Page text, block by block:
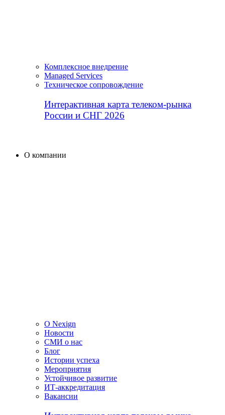
Комплексное внедрение
Managed Services
Техническое сопровождение
Интерактивная карта телеком-рынка
России и СНГ 2026
О компании
О Nexign
Новости
СМИ о нас
Блог
Истории успеха
Мероприятия
Устойчивое развитие
ИТ-аккредитация
Вакансии